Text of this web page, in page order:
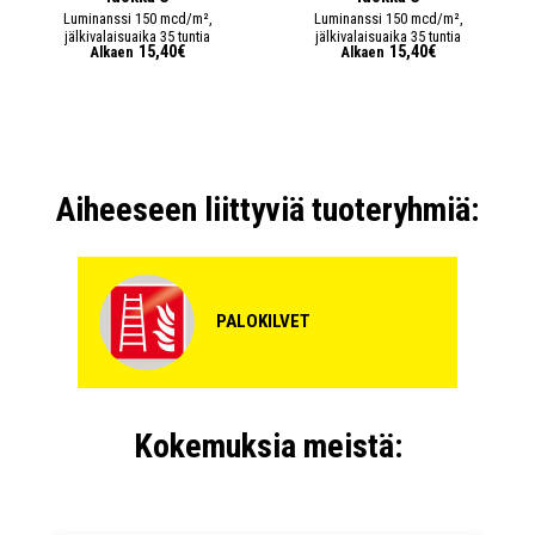
Luminanssi 150 mcd/m²,
jälkivalaisuaika 35 tuntia
Alkaen 15,40€
Luminanssi 150 mcd/m²,
jälkivalaisuaika 35 tuntia
Alkaen 15,40€
Aiheeseen liittyviä tuoteryhmiä:
PALOKILVET
Kokemuksia meistä: